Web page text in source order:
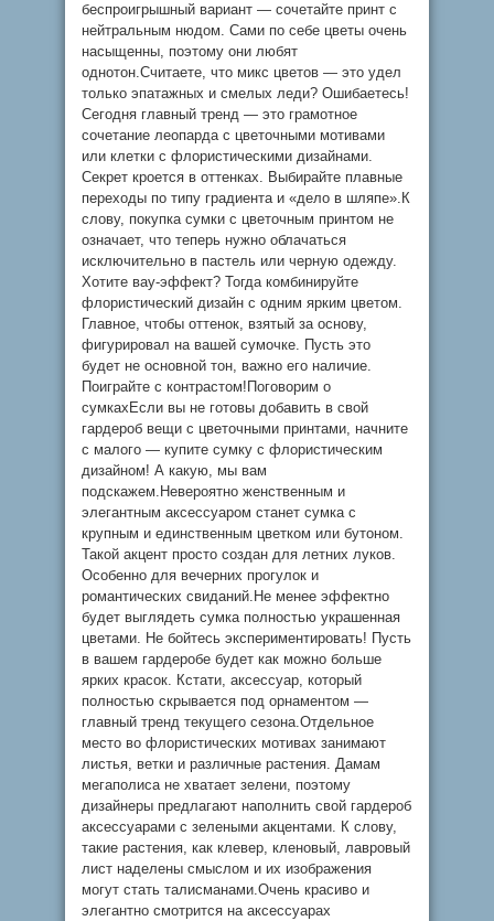
беспроигрышный вариант — сочетайте принт с
нейтральным нюдом. Сами по себе цветы очень
насыщенны, поэтому они любят
однотон.Считаете, что микс цветов — это удел
только эпатажных и смелых леди? Ошибаетесь!
Сегодня главный тренд — это грамотное
сочетание леопарда с цветочными мотивами
или клетки с флористическими дизайнами.
Секрет кроется в оттенках. Выбирайте плавные
переходы по типу градиента и «дело в шляпе».К
слову, покупка сумки с цветочным принтом не
означает, что теперь нужно облачаться
исключительно в пастель или черную одежду.
Хотите вау-эффект? Тогда комбинируйте
флористический дизайн с одним ярким цветом.
Главное, чтобы оттенок, взятый за основу,
фигурировал на вашей сумочке. Пусть это
будет не основной тон, важно его наличие.
Поиграйте с контрастом!Поговорим о
сумкахЕсли вы не готовы добавить в свой
гардероб вещи с цветочными принтами, начните
с малого — купите сумку с флористическим
дизайном! А какую, мы вам
подскажем.Невероятно женственным и
элегантным аксессуаром станет сумка с
крупным и единственным цветком или бутоном.
Такой акцент просто создан для летних луков.
Особенно для вечерних прогулок и
романтических свиданий.Не менее эффектно
будет выглядеть сумка полностью украшенная
цветами. Не бойтесь экспериментировать! Пусть
в вашем гардеробе будет как можно больше
ярких красок. Кстати, аксессуар, который
полностью скрывается под орнаментом —
главный тренд текущего сезона.Отдельное
место во флористических мотивах занимают
листья, ветки и различные растения. Дамам
мегаполиса не хватает зелени, поэтому
дизайнеры предлагают наполнить свой гардероб
аксессуарами с зелеными акцентами. К слову,
такие растения, как клевер, кленовый, лавровый
лист наделены смыслом и их изображения
могут стать талисманами.Очень красиво и
элегантно смотрится на аксессуарах